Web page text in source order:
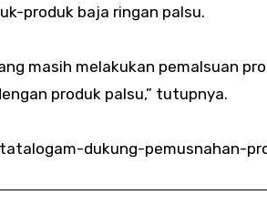
produk baja ringan palsu.
masih melakukan pemalsuan
produk palsu,” tutupnya.
dukung-pemusnahan-